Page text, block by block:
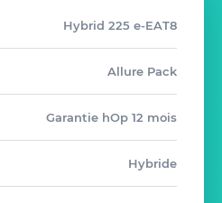
Hybrid 225 e-EAT8
Allure Pack
Garantie hOp 12 mois
Hybride